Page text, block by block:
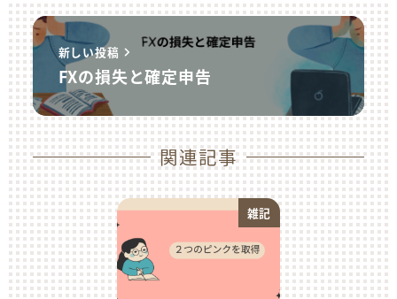
新しい投稿
FXの損失と確定申告
関連記事
雑記